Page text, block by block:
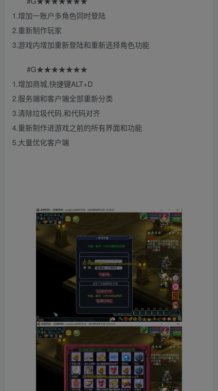
1.增加一账户多角色同时登陆
2.重新制作玩家
3.游戏内增加重新登陆和重新选择角色功能
#G★★★★★★★
1.增加商城,快捷键ALT+D
2.服务端和客户端全部重新分类
3.清除垃圾代码,和代码对齐
4.重新制作进游戏之前的所有界面和功能
5.大量优化客户端